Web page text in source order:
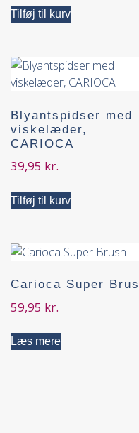
Tilføj til kurv
Blyantspidser med
viskelæder,
CARIOCA
39,95 kr.
Tilføj til kurv
Carioca Super
59,95 kr.
Læs mere